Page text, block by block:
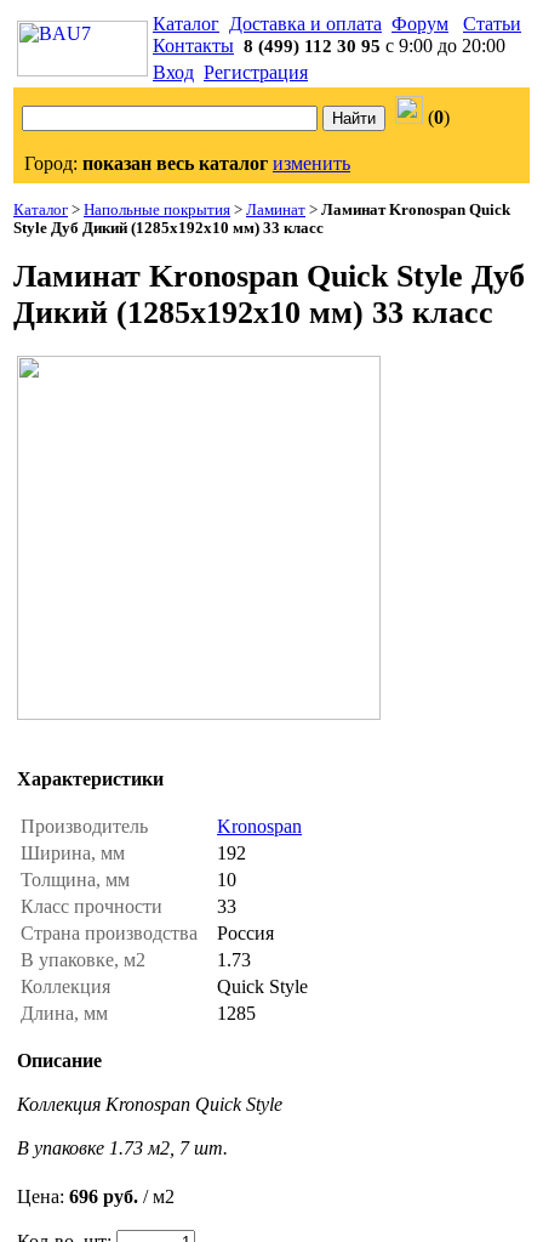
Каталог Доставка и оплата Форум
Статьи
Контакты 8 (499) 112 30 95 с 9:00 до 20:00
Вход Регистрация
(0)
Город: показан весь каталог изменить
Каталог > Напольные покрытия > Ламинат > Ламинат Kronospan Quick
Style Дуб Дикий (1285x192x10 мм) 33 класс
Ламинат Kronospan Quick Style Дуб
Дикий (1285x192x10 мм) 33 класс
Характеристики
Производитель
Kronospan
Ширина, мм
192
Толщина, мм
10
Класс прочности
33
Страна производства
Россия
В упаковке, м2
1.73
Коллекция
Quick Style
Длина, мм
1285
Описание
Коллекция Kronospan Quick Style
В упаковке 1.73 м2, 7 шт.
Цена: 696 руб. / м2